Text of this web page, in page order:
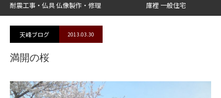
耐震工事・仏具 仏像製作・修理 庫裡 一般住宅
天峰ブログ 2013.03.30
満開の桜